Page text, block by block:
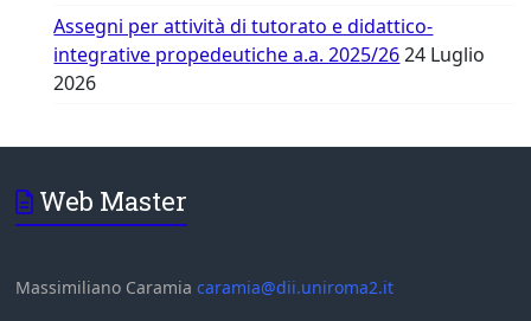
Assegni per attività di tutorato e didattico-
integrative propedeutiche a.a. 2025/26 24 Luglio
2026
Web Master
Massimiliano Caramiacaramia@dii.uniroma2.it